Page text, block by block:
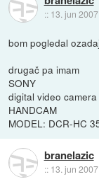
:: 13. jun
bom pogledal
drugač pa imam
SONY
digital video
HANDCAM
MODEL: DCR-HC
branelazic
:: 13. jun